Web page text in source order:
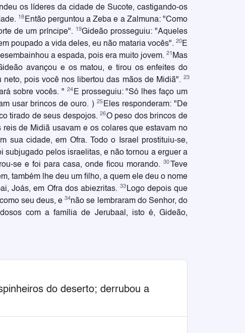
os líderes da cidade de Sucote, castigando-os
18 Então perguntou a Zeba e a Zalmuna: "Como
de um príncipe". 19Gideão prosseguiu: "Aqueles
poupado a vida deles, eu não mataria vocês". 20 E
a espada, pois era muito jovem. 21 Mas
avançou e os matou, e tirou os enfeites do
pois você nos libertou das mãos de Midiã".23
sobre vocês. " 24 E prosseguiu: "Só lhes faço um
usar brincos de ouro. ) 25 Eles responderam: "De
tirado de seus despojos.26O peso dos brincos de
de Midiã usavam e os colares que estavam no
sua cidade, em Ofra. Todo o Israel prostituiu-se,
subjugado pelos israelitas, e não tornou a erguer a
se e foi para casa, onde ficou morando. 30
Teve
também lhe deu um filho, a quem ele deu o nome
Joás, em Ofra dos abiezritas. 33 Logo depois que
seu deus, e34não se lembraram do Senhor, do
com a família de Jerubaal, isto é, Gideão,
do deserto; derrubou a